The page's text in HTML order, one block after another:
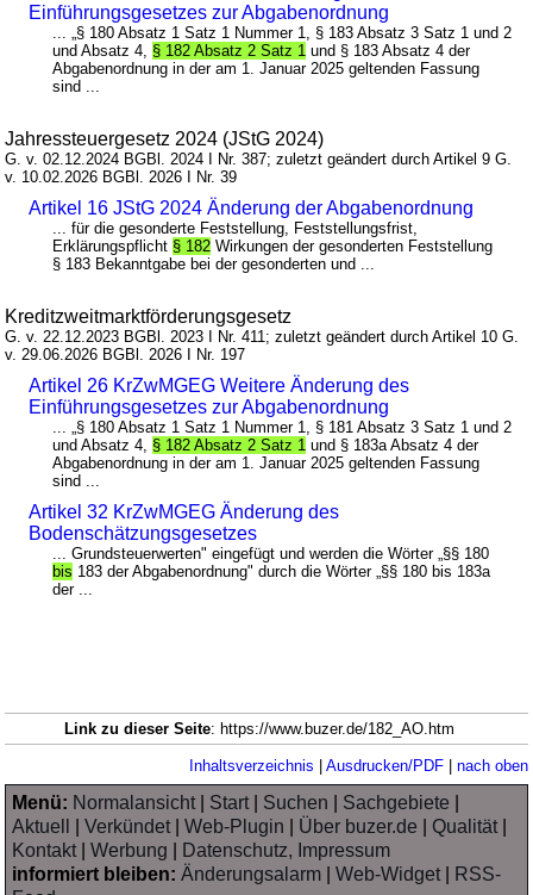
Einführungsgesetzes zur Abgabenordnung
... „§ 180 Absatz 1 Satz 1 Nummer 1, § 183 Absatz 3 Satz 1 und 2
und Absatz 4, § 182 Absatz 2 Satz 1 und § 183 Absatz 4 der
Abgabenordnung in der am 1. Januar 2025 geltenden Fassung
sind ...
Jahressteuergesetz 2024 (JStG 2024)
G. v. 02.12.2024 BGBl. 2024 I Nr. 387; zuletzt geändert durch Artikel 9 G.
v. 10.02.2026 BGBl. 2026 I Nr. 39
Artikel 16 JStG 2024 Änderung der Abgabenordnung
... für die gesonderte Feststellung, Feststellungsfrist,
Erklärungspflicht § 182 Wirkungen der gesonderten Feststellung
§ 183 Bekanntgabe bei der gesonderten und ...
Kreditzweitmarktförderungsgesetz
G. v. 22.12.2023 BGBl. 2023 I Nr. 411; zuletzt geändert durch Artikel 10 G.
v. 29.06.2026 BGBl. 2026 I Nr. 197
Artikel 26 KrZwMGEG Weitere Änderung des
Einführungsgesetzes zur Abgabenordnung
... „§ 180 Absatz 1 Satz 1 Nummer 1, § 181 Absatz 3 Satz 1 und 2
und Absatz 4, § 182 Absatz 2 Satz 1 und § 183a Absatz 4 der
Abgabenordnung in der am 1. Januar 2025 geltenden Fassung
sind ...
Artikel 32 KrZwMGEG Änderung des
Bodenschätzungsgesetzes
... Grundsteuerwerten" eingefügt und werden die Wörter „§§ 180
bis 183 der Abgabenordnung" durch die Wörter „§§ 180 bis 183a
der ...
Link zu dieser Seite: https://www.buzer.de/182_AO.htm
Inhaltsverzeichnis | Ausdrucken/PDF| nach oben
Menü: Normalansicht| Start| Suchen Sachgebiete
Aktuell
|Verkündet|Web-Plugin Über buzer.de |Qualität|
Kontakt|Werbung
Datenschutz, Impressum
informiert bleiben: Änderungsalarm |Web-Widget|
RSS-